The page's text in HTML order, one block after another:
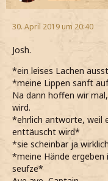
30. April 2019 um 20:40
Josh.
*ein leises Lachen
*meine Lippen sanft
Na dann hoffen wir
wird.
*ehrlich antworte, weil
enttäuscht wird*
*sie scheinbar ja
*meine Hände ergeben
seufze*